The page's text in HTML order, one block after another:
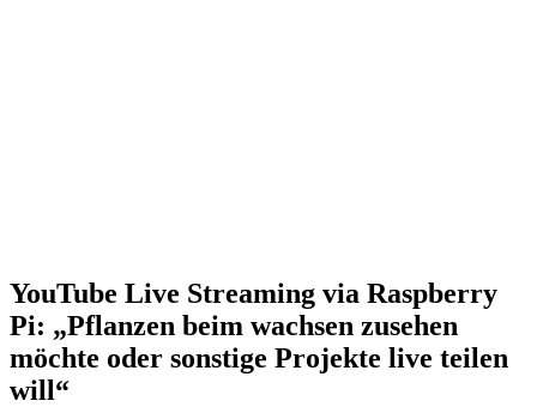
YouTube Live Streaming via Raspberry
Pi: „Pflanzen beim wachsen zusehen
möchte oder sonstige Projekte live teilen
will“